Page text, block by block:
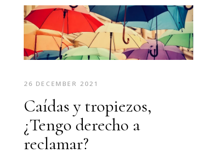
26 DECEMBER 2021
Caídas y tropiezos,
¿Tengo derecho a
reclamar?